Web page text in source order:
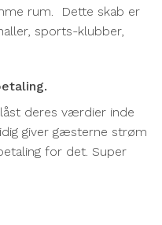
rum. Dette skab er
sports-klubber,
deres værdier inde
giver gæsterne strøm
for det. Super